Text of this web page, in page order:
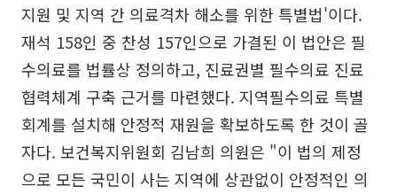
지원 및 지역 간 의료격차 해소를 위한 특별법'이다.
재석 158인 중 찬성 157인으로 가결된 이 법안은 필
수의료를 법률상 정의하고, 진료권별 필수의료 진료
협력체계 구축 근거를 마련했다. 지역필수의료 특별
회계를 설치해 안정적 재원을 확보하도록 한 것이 골
자다. 보건복지위원회 김남희 의원은 "이 법의 제정
으로 모든 국민이 사는 지역에 상관없이 안정적인 의